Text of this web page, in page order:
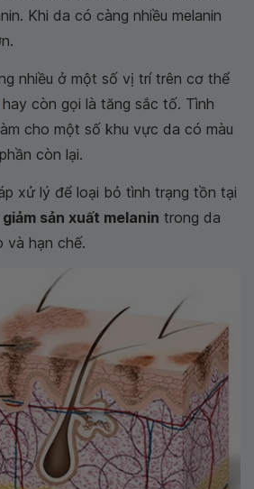
Khi da có càng nhiều melanin
nhiều ở một số vị trí trên cơ thể
hay còn gọi là tăng sắc tố. Tình
cho một số khu vực da có màu
còn lại.
xử lý để loại bỏ tình trạng tồn tại
giảm sản xuất melanin trong da
và hạn chế.